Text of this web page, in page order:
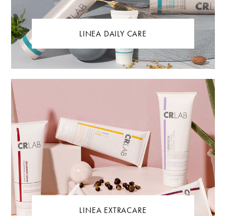
LINEA DAILY CARE
LINEA EXTRACARE